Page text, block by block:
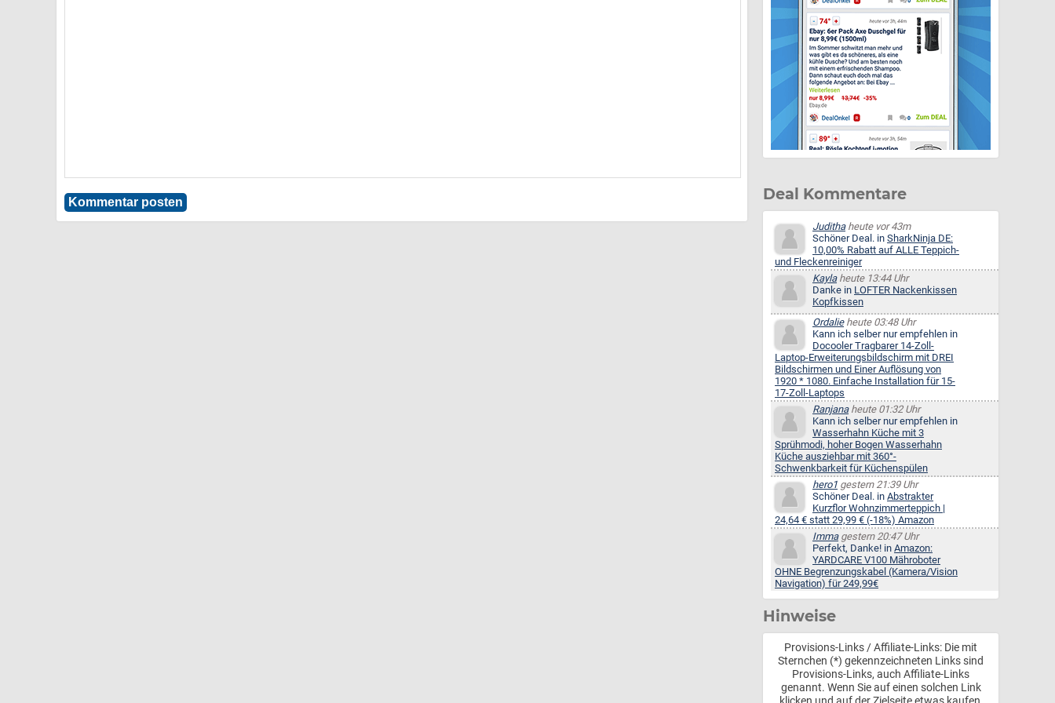
Deal Kommentare
Judithaheute vor 43m
Schöner Deal. in SharkNinja DE:
10,00% Rabatt auf ALLE Teppich-
und Fleckenreiniger
Kaylaheute 13:44 Uhr
Danke in LOFTER Nackenkissen
Kopfkissen
Ordalieheute 03:48 Uhr
Kann ich selber nur empfehlen in
Docooler Tragbarer 14-Zoll-
Laptop-Erweiterungsbildschirm mit DREI
Bildschirmen und Einer Auflösung von
1920 * 1080. Einfache Installation für 15-
17-Zoll-Laptops
Ranjanaheute 01:32 Uhr
Kann ich selber nur empfehlen in
Wasserhahn Küche mit 3
Sprühmodi, hoher Bogen Wasserhahn
Küche ausziehbar mit 360°-
Schwenkbarkeit für Küchenspülen
hero1 gestern 21:39 Uhr
Schöner Deal. in Abstrakter
Kurzflor Wohnzimmerteppich |
24,64 € statt 29,99 € (-18%) Amazon
Immagestern 20:47 Uhr
Perfekt, Danke! in Amazon:
YARDCARE V100 Mähroboter
OHNE Begrenzungskabel (Kamera/Vision
Navigation) für 249,99€
Hinweise
Provisions-Links / Affiliate-Links: Die mit
Sternchen (*) gekennzeichneten Links sind
Provisions-Links, auch Affiliate-Links
genannt. Wenn Sie auf einen solchen Link